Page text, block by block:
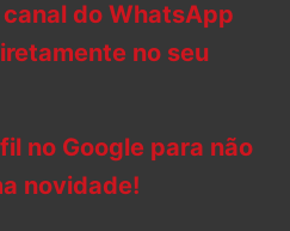
do WhatsApp
no seu
no Google para não
novidade!